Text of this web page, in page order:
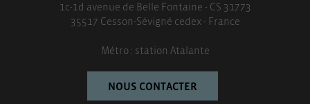
1c-1d avenue de Belle Fontaine - CS 31773
35517 Cesson-Sévigné cedex - France
Métro : station Atalante
NOUS CONTACTER